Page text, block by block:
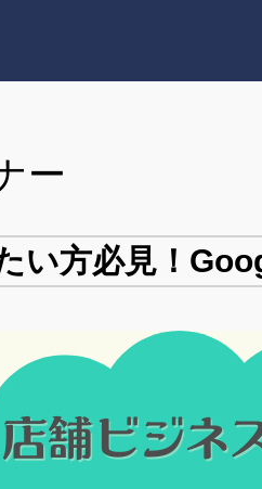
ー
い方必見！